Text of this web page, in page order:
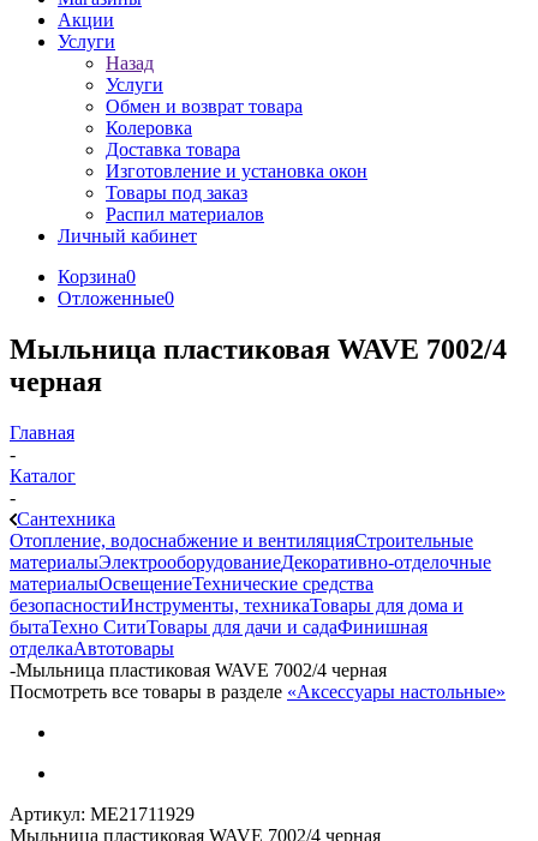
Акции
Услуги
Назад
Услуги
Обмен и возврат товара
Колеровка
Доставка товара
Изготовление и установка окон
Товары под заказ
Распил материалов
Личный кабинет
Корзина0
Отложенные0
Мыльница пластиковая WAVE 7002/4
черная
Главная
-
Каталог
-
Сантехника
Отопление, водоснабжение и вентиляцияСтроительные
материалыЭлектрооборудованиеДекоративно-отделочные
материалыОсвещениеТехнические средства
безопасностиИнструменты, техникаТовары для дома и
бытаТехно СитиТовары для дачи и садаФинишная
отделкаАвтотовары
-Мыльница пластиковая WAVE 7002/4 черная
Посмотреть все товары в разделе «Аксессуары настольные»
Артикул: МЕ21711929
Мыльница пластиковая WAVE 7002/4 черная